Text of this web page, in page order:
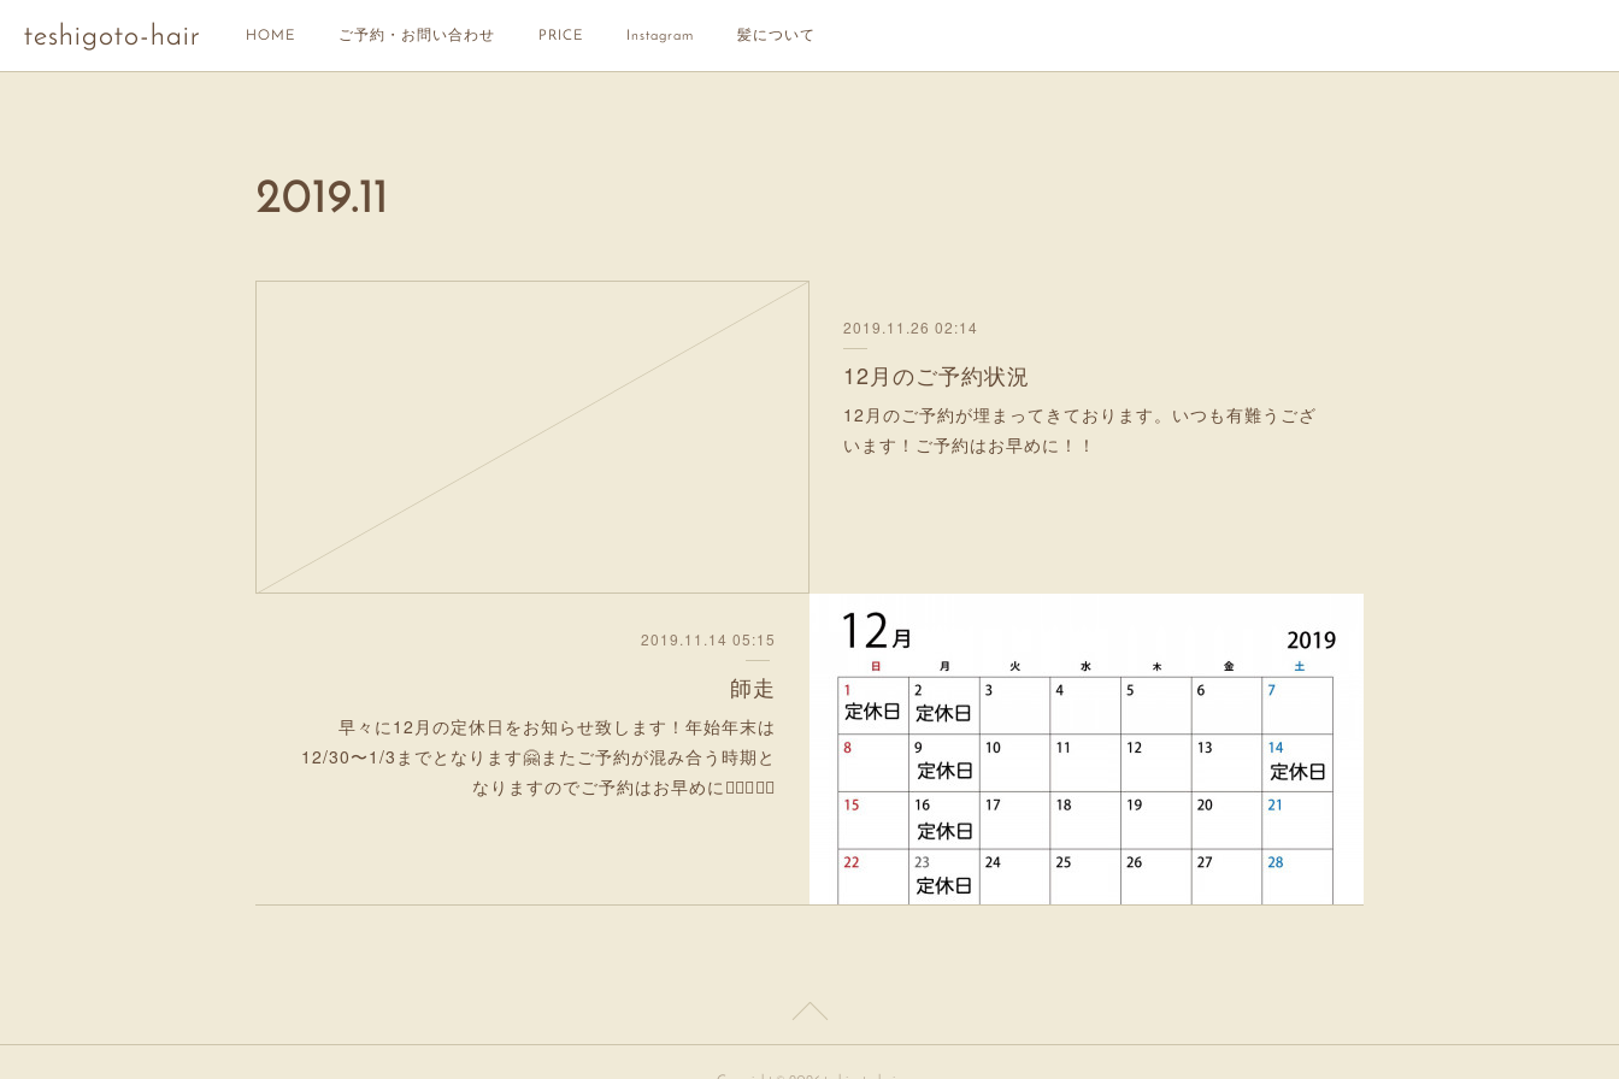
teshigoto-hair HOME ご予約・お問い合わせ PRICE Instagram 髪について
2019.11
2019.11.26 02:14
12月のご予約状況
12月のご予約が埋まってきております。いつも有難うござ
います！ご予約はお早めに！！
2019.11.14 05:15
師走
早々に12月の定休日をお知らせ致します！年始年末は
12/30〜1/3までとなります🤗またご予約が混み合う時期と
なりますのでご予約はお早めに🙇🏻‍♂️🙇‍♀️